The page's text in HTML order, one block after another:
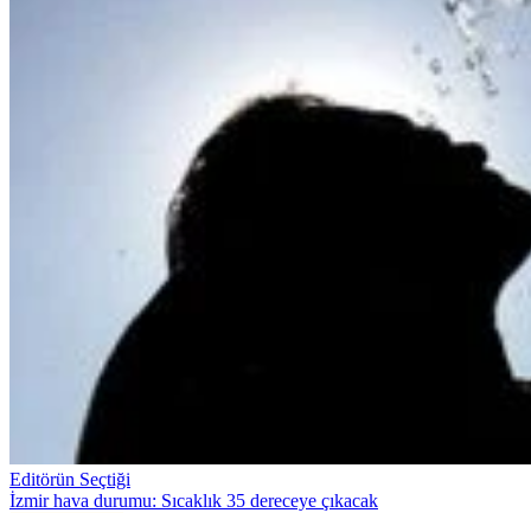
Editörün Seçtiği
İzmir hava durumu: Sıcaklık 35 dereceye çıkacak